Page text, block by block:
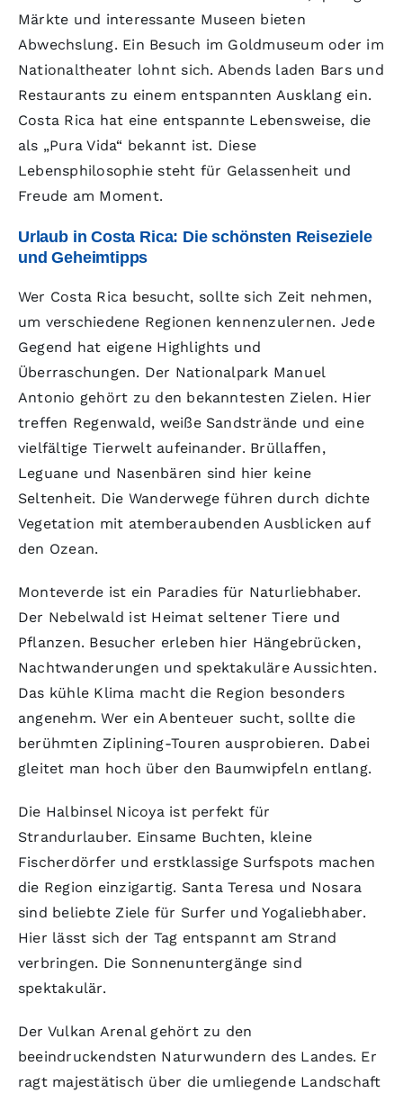
Märkte und interessante Museen bieten
Abwechslung. Ein Besuch im Goldmuseum oder im
Nationaltheater lohnt sich. Abends laden Bars und
Restaurants zu einem entspannten Ausklang ein.
Costa Rica hat eine entspannte Lebensweise, die
als „Pura Vida“ bekannt ist. Diese
Lebensphilosophie steht für Gelassenheit und
Freude am Moment.
Urlaub in Costa Rica: Die schönsten Reiseziele
und Geheimtipps
Wer Costa Rica besucht, sollte sich Zeit nehmen,
um verschiedene Regionen kennenzulernen. Jede
Gegend hat eigene Highlights und
Überraschungen. Der Nationalpark Manuel
Antonio gehört zu den bekanntesten Zielen. Hier
treffen Regenwald, weiße Sandstrände und eine
vielfältige Tierwelt aufeinander. Brüllaffen,
Leguane und Nasenbären sind hier keine
Seltenheit. Die Wanderwege führen durch dichte
Vegetation mit atemberaubenden Ausblicken auf
den Ozean.
Monteverde ist ein Paradies für Naturliebhaber.
Der Nebelwald ist Heimat seltener Tiere und
Pflanzen. Besucher erleben hier Hängebrücken,
Nachtwanderungen und spektakuläre Aussichten.
Das kühle Klima macht die Region besonders
angenehm. Wer ein Abenteuer sucht, sollte die
berühmten Ziplining-Touren ausprobieren. Dabei
gleitet man hoch über den Baumwipfeln entlang.
Die Halbinsel Nicoya ist perfekt für
Strandurlauber. Einsame Buchten, kleine
Fischerdörfer und erstklassige Surfspots machen
die Region einzigartig. Santa Teresa und Nosara
sind beliebte Ziele für Surfer und Yogaliebhaber.
Hier lässt sich der Tag entspannt am Strand
verbringen. Die Sonnenuntergänge sind
spektakulär.
Der Vulkan Arenal gehört zu den
beeindruckendsten Naturwundern des Landes. Er
ragt majestätisch über die umliegende Landschaft